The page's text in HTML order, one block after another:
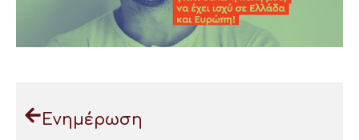
Ενημέρωση